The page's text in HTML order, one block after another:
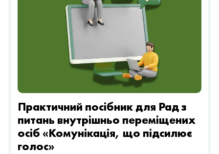
Практичний посібник для Рад з
питань внутрішньо переміщених
осіб «Комунікація, що підсилює
голос»